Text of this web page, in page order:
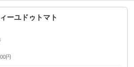
ーユドゥトマト
円